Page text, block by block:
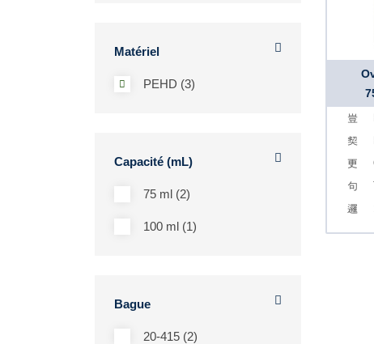
Matériel
PEHD (3)
Capacité (mL)
75 ml (2)
100 ml (1)
Bague
20-415 (2)